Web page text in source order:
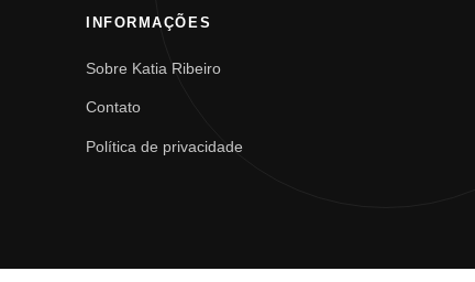
INFORMAÇÕES
Sobre Katia Ribeiro
Contato
Política de privacidade